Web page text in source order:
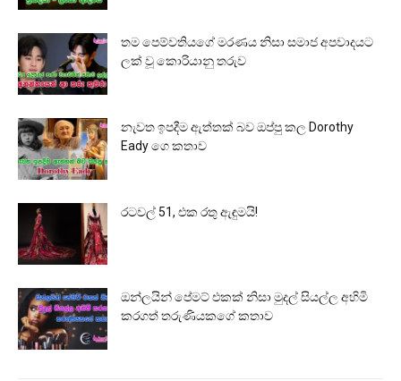
තම පෙම්වතියගේ මරණය නිසා සමාජ අපවාදයට
ලක් වූ කොරියානු තරුව
නැවත ඉපදීම ඇත්තක් බව ඔප්පු කල Dorothy
Eady ගෙ කතාව
රටවල් 51, එක රතු ඇඳුමයි!
ඔන්ලයින් පේමට් එකක් නිසා මුදල් සියල්ල අහිමි
කරගත් තරුණියකගේ කතාව